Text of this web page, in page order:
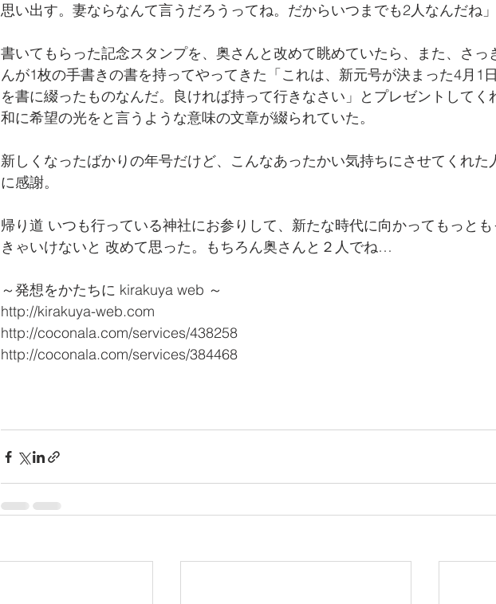
思い出す。妻ならなんて言うだろうってね。だからいつまでも2人なんだね
書いてもらった記念スタンプを、奥さんと改めて眺めていたら、また、さっ
んが1枚の手書きの書を持ってやってきた「これは、新元号が決まった4月1
を書に綴ったものなんだ。良ければ持って行きなさい」とプレゼントしてく
和に希望の光をと言うような意味の文章が綴られていた。
新しくなったばかりの年号だけど、こんなあったかい気持ちにさせてくれた
に感謝。
帰り道 いつも行っている神社にお参りして、新たな時代に向かってもっと
きゃいけないと 改めて思った。もちろん奥さんと２人でね…
～発想をかたちに kirakuya web ～
http://kirakuya-web.com
http://coconala.com/services/438258
http://coconala.com/services/384468